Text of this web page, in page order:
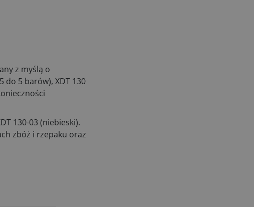
z myślą o
do 5 barów), XDT 130
130-03 (niebieski).
zbóż i rzepaku oraz